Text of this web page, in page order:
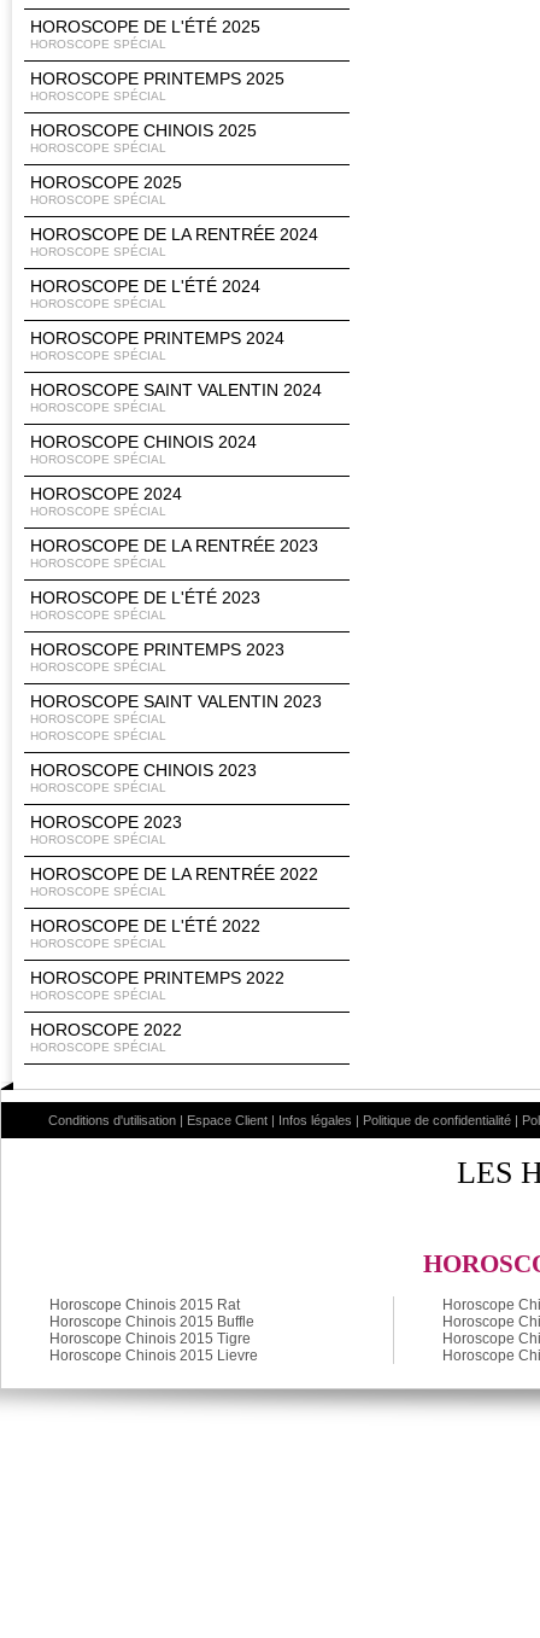
HOROSCOPE DE L'ÉTÉ 2025
HOROSCOPE SPÉCIAL
HOROSCOPE PRINTEMPS 2025
HOROSCOPE SPÉCIAL
HOROSCOPE CHINOIS 2025
HOROSCOPE SPÉCIAL
HOROSCOPE 2025
HOROSCOPE SPÉCIAL
HOROSCOPE DE LA RENTRÉE 2024
HOROSCOPE SPÉCIAL
HOROSCOPE DE L'ÉTÉ 2024
HOROSCOPE SPÉCIAL
HOROSCOPE PRINTEMPS 2024
HOROSCOPE SPÉCIAL
HOROSCOPE SAINT VALENTIN 2024
HOROSCOPE SPÉCIAL
HOROSCOPE CHINOIS 2024
HOROSCOPE SPÉCIAL
HOROSCOPE 2024
HOROSCOPE SPÉCIAL
HOROSCOPE DE LA RENTRÉE 2023
HOROSCOPE SPÉCIAL
HOROSCOPE DE L'ÉTÉ 2023
HOROSCOPE SPÉCIAL
HOROSCOPE PRINTEMPS 2023
HOROSCOPE SPÉCIAL
HOROSCOPE SAINT VALENTIN 2023
HOROSCOPE SPÉCIAL
HOROSCOPE SPÉCIAL
HOROSCOPE CHINOIS 2023
HOROSCOPE SPÉCIAL
HOROSCOPE 2023
HOROSCOPE SPÉCIAL
HOROSCOPE DE LA RENTRÉE 2022
HOROSCOPE SPÉCIAL
HOROSCOPE DE L'ÉTÉ 2022
HOROSCOPE SPÉCIAL
HOROSCOPE PRINTEMPS 2022
HOROSCOPE SPÉCIAL
HOROSCOPE 2022
HOROSCOPE SPÉCIAL
Conditions d'utilisation | Espace Client | Infos légales | Politique de confidentialité |
LES
Horoscope Chinois 2015 Rat
Horoscope Chinois 2015 Buffle
Horoscope Chinois 2015 Tigre
Horoscope Chinois 2015 Lievre
Horoscope
Horoscope
Horoscope
Horoscope